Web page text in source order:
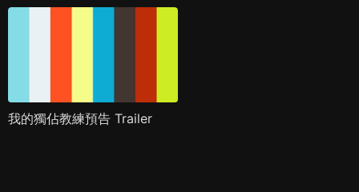
我的獨佔教練預告 Trailer